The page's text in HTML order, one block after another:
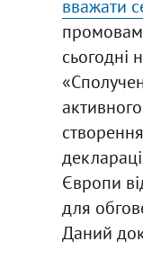
вважати
сьогодні
Європи
для
Даний